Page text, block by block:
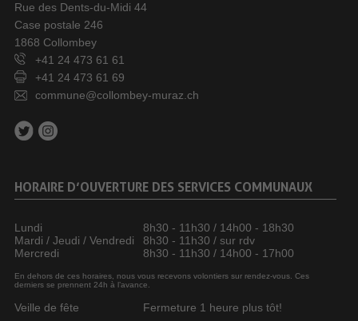
Rue des Dents-du-Midi 44
Case postale 246
1868 Collombey
+41 24 473 61 61
+41 24 473 61 69
commune@collombey-muraz.ch
HORAIRE D’OUVERTURE DES SERVICES COMMUNAUX
Lundi
8h30 - 11h30 / 14h00 - 18h30
Mardi / Jeudi / Vendredi
8h30 - 11h30 / sur rdv
Mercredi
8h30 - 11h30 / 14h00 - 17h00
En dehors de ces horaires, nous vous recevons volontiers sur rendez-vous. Ces
derniers se prennent 24h à l’avance.
Veille de fête Fermeture 1 heure plus tôt!